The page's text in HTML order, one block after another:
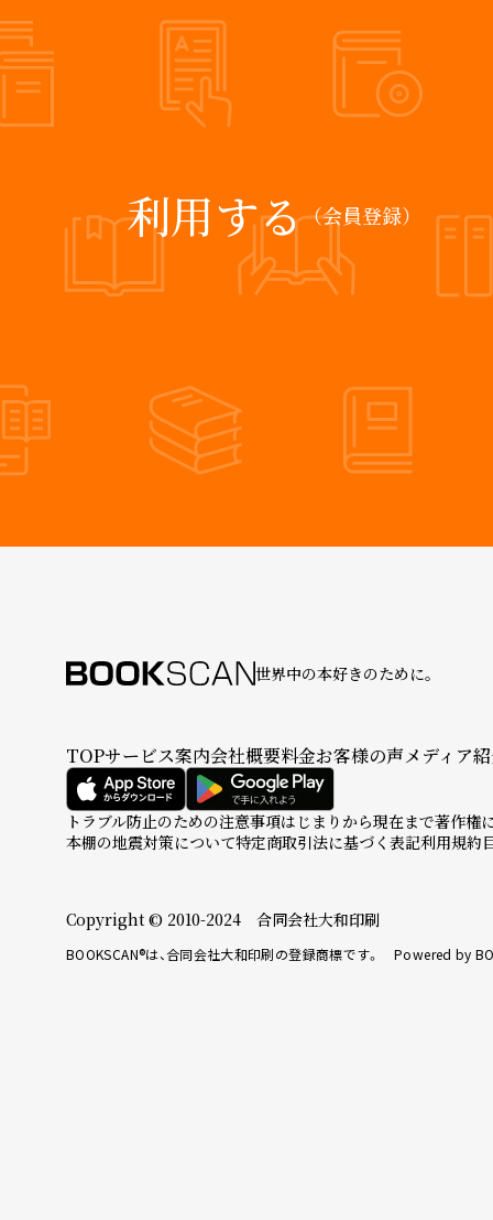
利用する（会員登録）
世界中の本好きのために。
TOPサービス案内会社概要料金お客様の声メディア
トラブル防止のための注意事項はじまりから現在まで著作権
本棚の地震対策について特定商取引法に基づく表記利用規約
Copyright © 2010-2024 合同会社大和印刷
BOOKSCAN®は、合同会社大和印刷の登録商標です。 Powered by